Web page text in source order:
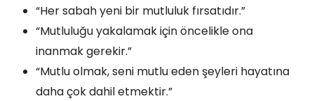
“Her sabah yeni bir mutluluk fırsatıdır.”
“Mutluluğu yakalamak için öncelikle ona
inanmak gerekir.”
“Mutlu olmak, seni mutlu eden şeyleri hayatına
daha çok dahil etmektir.”